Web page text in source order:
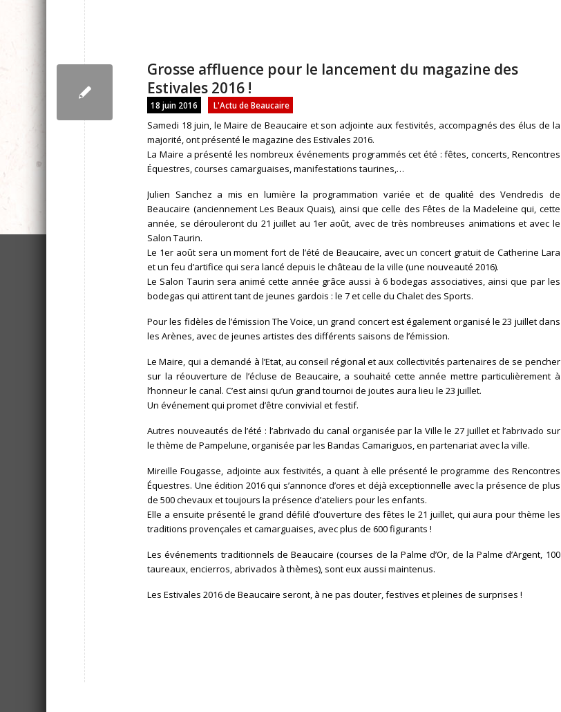
Grosse affluence pour le lancement du magazine des
Estivales 2016 !
18 juin 2016 L'Actu de Beaucaire
Samedi 18 juin, le Maire de Beaucaire et son adjointe aux festivités, accompagnés des élus de la
majorité, ont présenté le magazine des Estivales 2016.
La Maire a présenté les nombreux événements programmés cet été : fêtes, concerts, Rencontres
Équestres, courses camarguaises, manifestations taurines,…
Julien Sanchez a mis en lumière la programmation variée et de qualité des Vendredis de
Beaucaire (anciennement Les Beaux Quais), ainsi que celle des Fêtes de la Madeleine qui, cette
année, se dérouleront du 21 juillet au 1er août, avec de très nombreuses animations et avec le
Salon Taurin.
Le 1er août sera un moment fort de l’été de Beaucaire, avec un concert gratuit de Catherine Lara
et un feu d’artifice qui sera lancé depuis le château de la ville (une nouveauté 2016).
Le Salon Taurin sera animé cette année grâce aussi à 6 bodegas associatives, ainsi que par les
bodegas qui attirent tant de jeunes gardois : le 7 et celle du Chalet des Sports.
Pour les fidèles de l’émission The Voice, un grand concert est également organisé le 23 juillet dans
les Arènes, avec de jeunes artistes des différents saisons de l’émission.
Le Maire, qui a demandé à l’Etat, au conseil régional et aux collectivités partenaires de se pencher
sur la réouverture de l’écluse de Beaucaire, a souhaité cette année mettre particulièrement à
l’honneur le canal. C’est ainsi qu’un grand tournoi de joutes aura lieu le 23 juillet.
Un événement qui promet d’être convivial et festif.
Autres nouveautés de l’été : l’abrivado du canal organisée par la Ville le 27 juillet et l’abrivado sur
le thème de Pampelune, organisée par les Bandas Camariguos, en partenariat avec la ville.
Mireille Fougasse, adjointe aux festivités, a quant à elle présenté le programme des Rencontres
Équestres. Une édition 2016 qui s’annonce d’ores et déjà exceptionnelle avec la présence de plus
de 500 chevaux et toujours la présence d’ateliers pour les enfants.
Elle a ensuite présenté le grand défilé d’ouverture des fêtes le 21 juillet, qui aura pour thème les
traditions provençales et camarguaises, avec plus de 600 figurants !
Les événements traditionnels de Beaucaire (courses de la Palme d’Or, de la Palme d’Argent, 100
taureaux, encierros, abrivados à thèmes), sont eux aussi maintenus.
Les Estivales 2016 de Beaucaire seront, à ne pas douter, festives et pleines de surprises !